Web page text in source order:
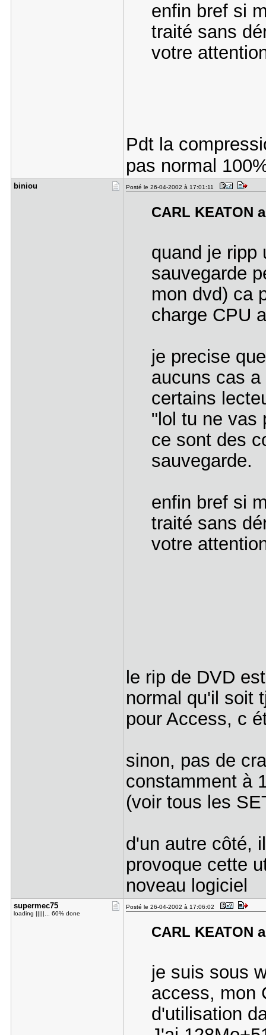
enfin bref si
traité sans
votre
Pdt la
pas normal
biniou Posté le 26-04-2002 à 17:01:11
CARL KEATON
quand je ripp
sauvegarde
mon dvd) ca
charge CPU
je precise
aucuns cas
certains
"lol tu ne vas
ce sont des
sauvegarde.
enfin bref si
traité sans
votre
le rip de DVD
normal qu'il soit
pour Access, c
sinon, pas de
constamment à
(voir tous les
d'un autre côté,
provoque cette
noveau logiciel
supermec75
loading |||||... 60% done
Posté le 26-04-2002 à 17:06:02
CARL KEATON
je suis sous
access, mon
d'utilisation